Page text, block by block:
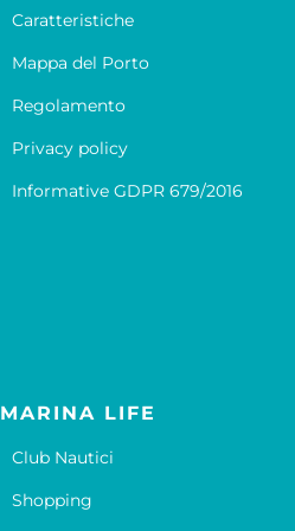
Caratteristiche
Mappa del Porto
Regolamento
Privacy policy
Informative GDPR 679/2016
MARINA LIFE
Club Nautici
Shopping